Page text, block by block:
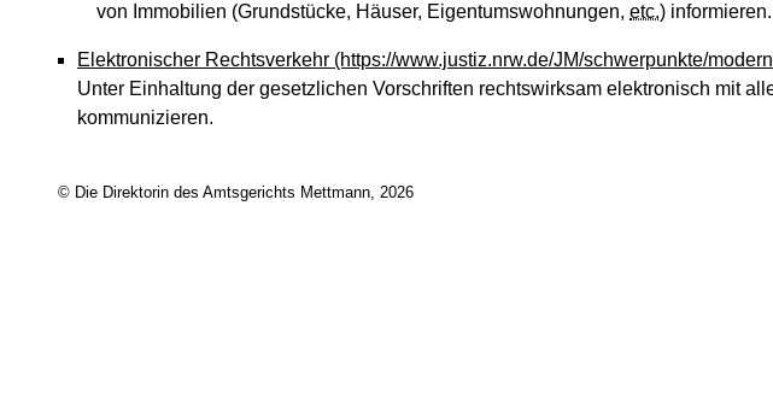
von Immobilien (Grundstücke, Häuser, Eigentumswohnungen, etc.) informieren.
Elektronischer Rechtsverkehr (https://www.justiz.nrw.de/JM/schwerpunkte/
Unter Einhaltung der gesetzlichen Vorschriften rechtswirksam elektronisch mit
kommunizieren.
© Die Direktorin des Amtsgerichts Mettmann, 2026